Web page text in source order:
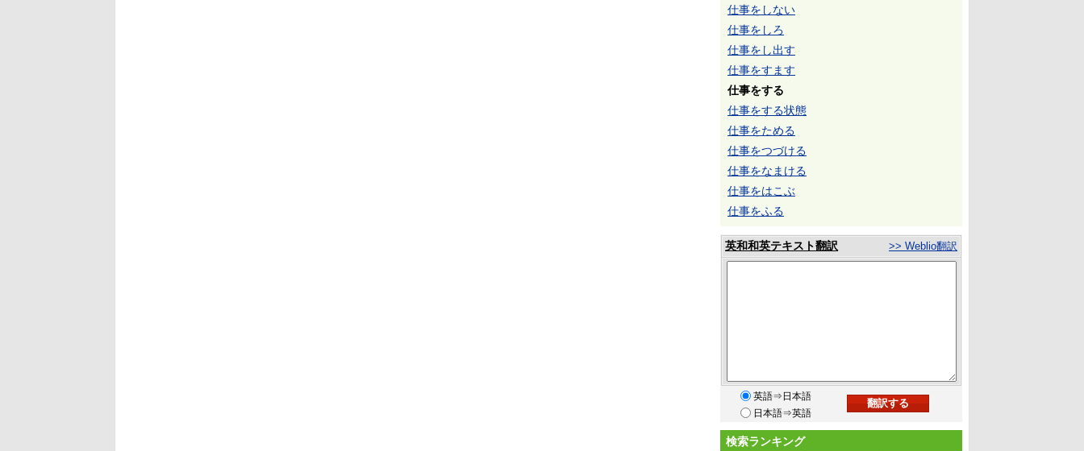
仕事をしない
仕事をしろ
仕事をし出す
仕事をすます
仕事をする
仕事をする状態
仕事をためる
仕事をつづける
仕事をなまける
仕事をはこぶ
仕事をふる
英和和英テキスト翻訳 >> Weblio翻訳
英語⇒日本語
日本語⇒英語
検索ランキング